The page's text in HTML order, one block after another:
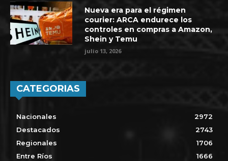
Nueva era para el régimen
courier: ARCA endurece los
controles en compras a Amazon,
Shein y Temu
julio 13, 2026
CATEGORIAS
Nacionales
2972
Destacados
2743
Regionales
1706
Entre Ríos
1666